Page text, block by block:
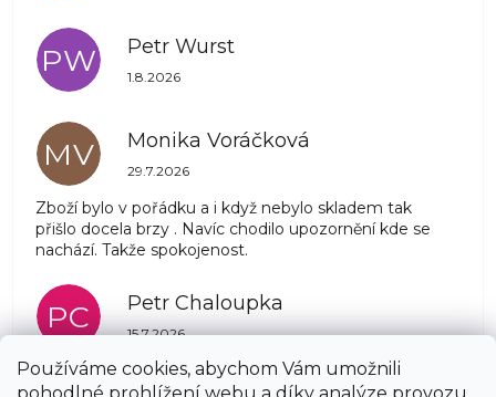
Používáme cookies, abychom Vám umožnili
PW Petr Wurst
Hodnocení obchodu je 5 z 5 hvězdiček.
1.8.2026
MV Monika Voráčková
Hodnocení obchodu je 5 z 5 hvězdiček.
29.7.2026
Zboží bylo v pořádku a i když nebylo skladem tak
přišlo docela brzy . Navíc chodilo upozornění kde se
nachází. Takže spokojenost.
PC Petr Chaloupka
Hodnocení obchodu je 5 z 5 hvězdiček.
15.7.2026